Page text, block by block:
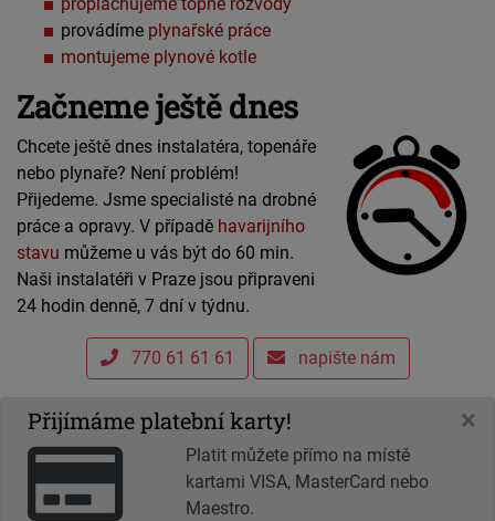
provádíme plynařské práce
montujeme plynové kotle
Začneme ještě dnes
Chcete ještě dnes instalatéra, topenáře
nebo plynaře? Není problém!
Přijedeme. Jsme specialisté na drobné
práce a opravy. V případě havarijního
stavu můžeme u vás být do 60 min.
Naši instalatéři v Praze jsou připraveni
24 hodin denně, 7 dní v týdnu.
770 61 61 61 napište nám
Přijímáme platební karty! ×
Platit můžete přímo na místě
kartami VISA, MasterCard nebo
Maestro.